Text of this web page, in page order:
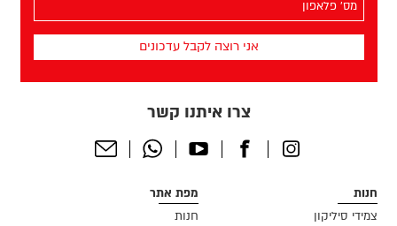
צרו איתנו קשר
Instagram
Facebook
Youtube
Whatsapp
Send
חנות
צמידי סיליקון
מפת אתר
חנות